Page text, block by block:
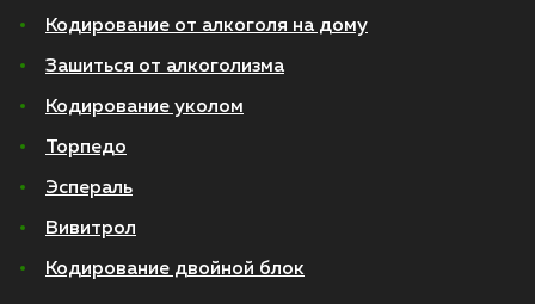
Кодирование от алкоголя на дому
Зашиться от алкоголизма
Кодирование уколом
Торпедо
Эспераль
Вивитрол
Кодирование двойной блок